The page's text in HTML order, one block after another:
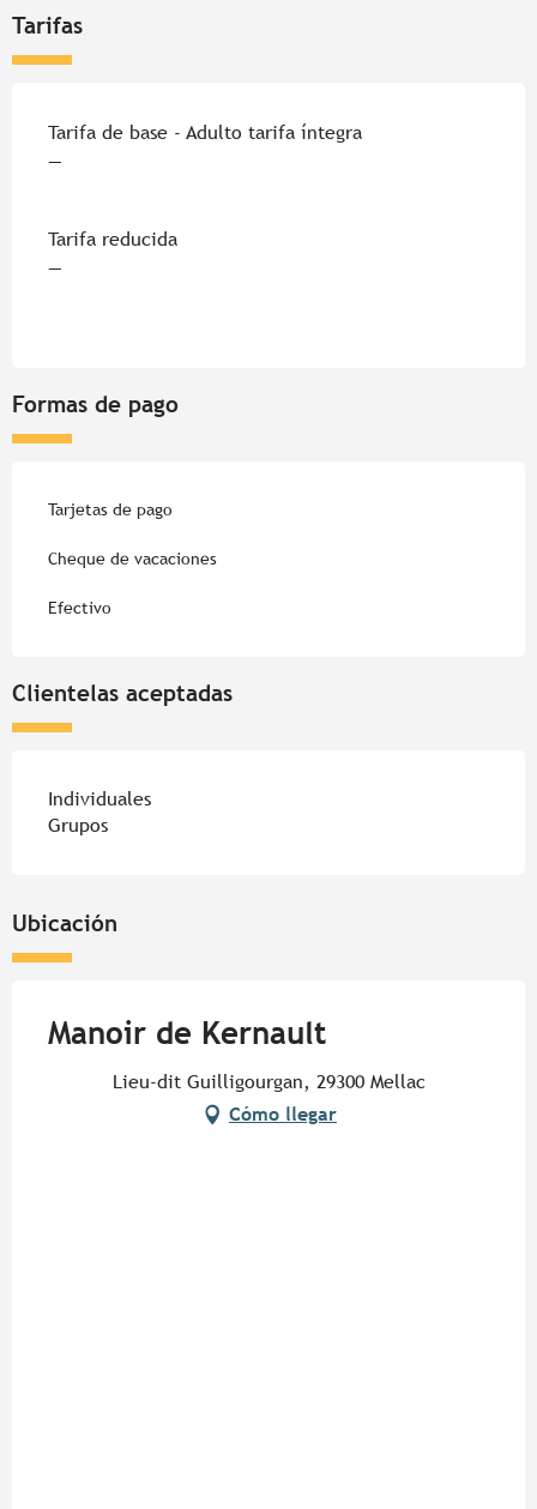
Tarifas
Tarifa de base - Adulto tarifa íntegra
—
Tarifa reducida
—
Formas de pago
Tarjetas de pago
Cheque de vacaciones
Efectivo
Clientelas aceptadas
Individuales
Grupos
Ubicación
Manoir de Kernault
Lieu-dit Guilligourgan, 29300 Mellac
Cómo llegar